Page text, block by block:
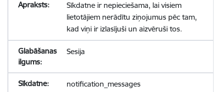
Sīkdatne ir nepieciešama, lai visiem
lietotājiem nerādītu ziņojumus pēc tam,
kad viņi ir izlasījuši un aizvēruši tos.
Sesija
notification_messages